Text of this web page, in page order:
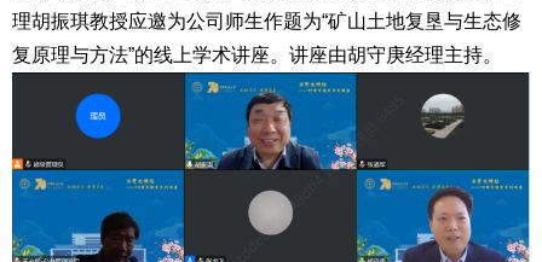
理胡振琪教授应邀为公司师生作题为“矿山土地复垦与生态修
复原理与方法”的线上学术讲座。讲座由胡守庚经理主持。